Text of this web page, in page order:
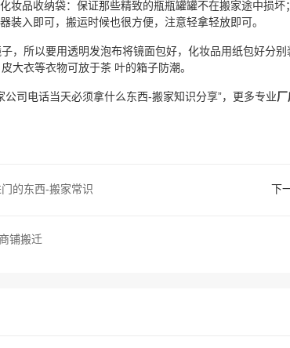
妆品收纳袋：保证那些精致的瓶瓶罐罐不在搬家途中损坏；
装入即可，搬运时候也很方便，注意轻拿轻放即可。
，所以要用透明发泡布将镜面包好，化妆品用纸包好分
大衣等衣物可放于茶 叶的箱子防潮。
公司电话当天必须拿什么东西-搬家知识分享”，更多专业厂
的东西-搬家常识 下
铺搬迁